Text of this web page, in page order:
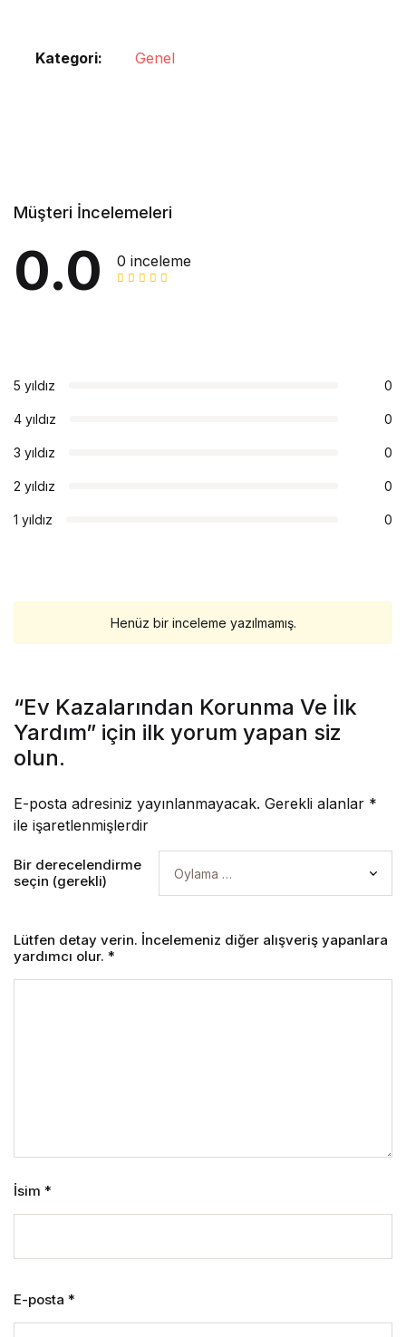
Kategori: Genel
Müşteri İncelemeleri
0.0 0 inceleme
5 yıldız 0
4 yıldız 0
3 yıldız 0
2 yıldız 0
1 yıldız 0
Henüz bir inceleme yazılmamış.
“Ev Kazalarından Korunma Ve İlk
Yardım” için ilk yorum yapan siz
olun.
E-posta adresiniz yayınlanmayacak. Gerekli alanlar *
ile işaretlenmişlerdir
Bir derecelendirme
seçin (gerekli)
Lütfen detay verin. İncelemeniz diğer alışveriş yapanlara
yardımcı olur. *
İsim *
E-posta *